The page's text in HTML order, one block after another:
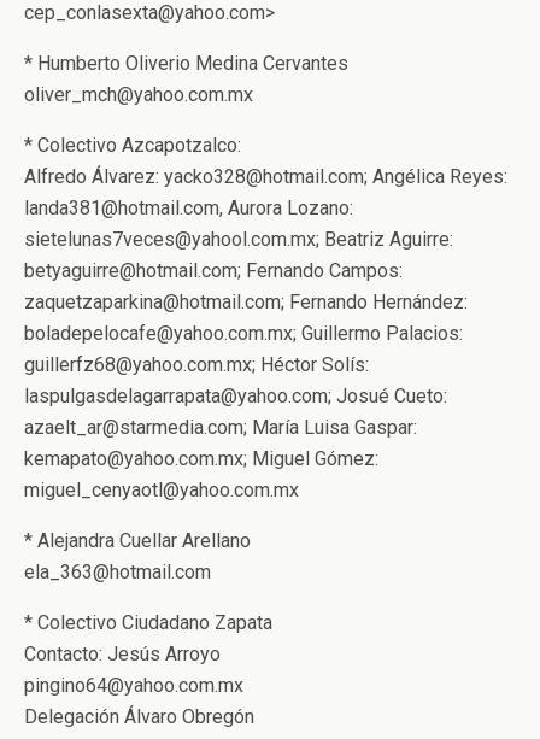
cep_conlasexta@yahoo.com>
* Humberto Oliverio Medina Cervantes
oliver_mch@yahoo.com.mx
* Colectivo Azcapotzalco:
Alfredo Álvarez: yacko328@hotmail.com; Angélica Reyes:
landa381@hotmail.com, Aurora Lozano:
sietelunas7veces@yahool.com.mx; Beatriz Aguirre:
betyaguirre@hotmail.com; Fernando Campos:
zaquetzaparkina@hotmail.com; Fernando Hernández:
boladepelocafe@yahoo.com.mx; Guillermo Palacios:
guillerfz68@yahoo.com.mx; Héctor Solís:
laspulgasdelagarrapata@yahoo.com; Josué Cueto:
azaelt_ar@starmedia.com; María Luisa Gaspar:
kemapato@yahoo.com.mx; Miguel Gómez:
miguel_cenyaotl@yahoo.com.mx
* Alejandra Cuellar Arellano
ela_363@hotmail.com
* Colectivo Ciudadano Zapata
Contacto: Jesús Arroyo
pingino64@yahoo.com.mx
Delegación Álvaro Obregón